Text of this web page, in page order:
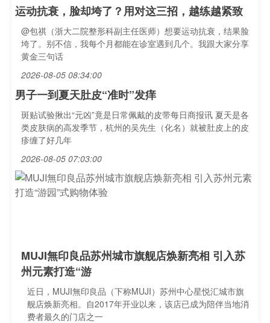
运动抗衰，脸却垮了？用对这三招，越练越紧致
@包祺（浙大二院整形科副主任医师）想要运动抗衰，结果脸
垮了。别不信，我每个月都能在诊室遇到几个。我跟大家分享
黄金三句话
2026-08-05 08:34:00
男子一到夏天肚皮“准时”发痒
斑贴试验揪出“元凶”竟是日常佩戴的皮带每日商报讯 夏天是各
类皮肤病的高发季节，杭州的吴先生（化名）就被肚皮上的皮
疹缠了好几年
2026-08-05 07:03:00
MUJI無印良品苏州城市旗舰店焕新亮相 引入苏
州元素打造“游
近日，MUJI無印良品（下称MUJI）苏州中心星悦汇城市旗
舰店焕新亮相。自2017年开业以来，该店已成为陪伴当地消
费者最久的门店之一